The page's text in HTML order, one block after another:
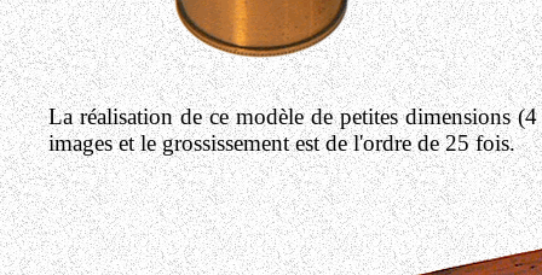
La réalisation de ce modèle de petites dimensions
images et le grossissement est de l'ordre de 25 fois.